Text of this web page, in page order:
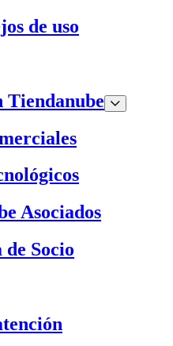
de uso
Tiendanube
Asociados
Socio